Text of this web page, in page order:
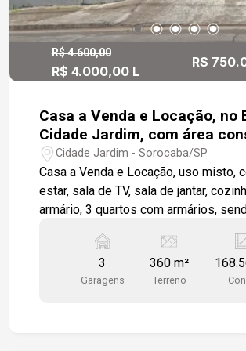
R$ 4.600,00
R$ 4.000,00 L
R$
Casa a Venda e Locação, no
Cidade Jardim, com área
de 168,56 m², com 3 quartos.
Cidade Jardim - Sorocaba/SP
Casa a Venda e Locação, uso misto,
estar, sala de TV, sala de jantar,
armário, 3 quartos com armários,
garagem descoberta, portão
a escolas e mercados.
3
Garagens
360 m²
Terreno